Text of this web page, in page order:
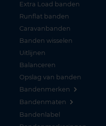
Extra Load banden
Runflat banden
Caravanbanden
Banden wisselen
Uitlijnen
Balanceren
Opslag van banden
Bandenmerken
Bandenmaten
Bandenlabel